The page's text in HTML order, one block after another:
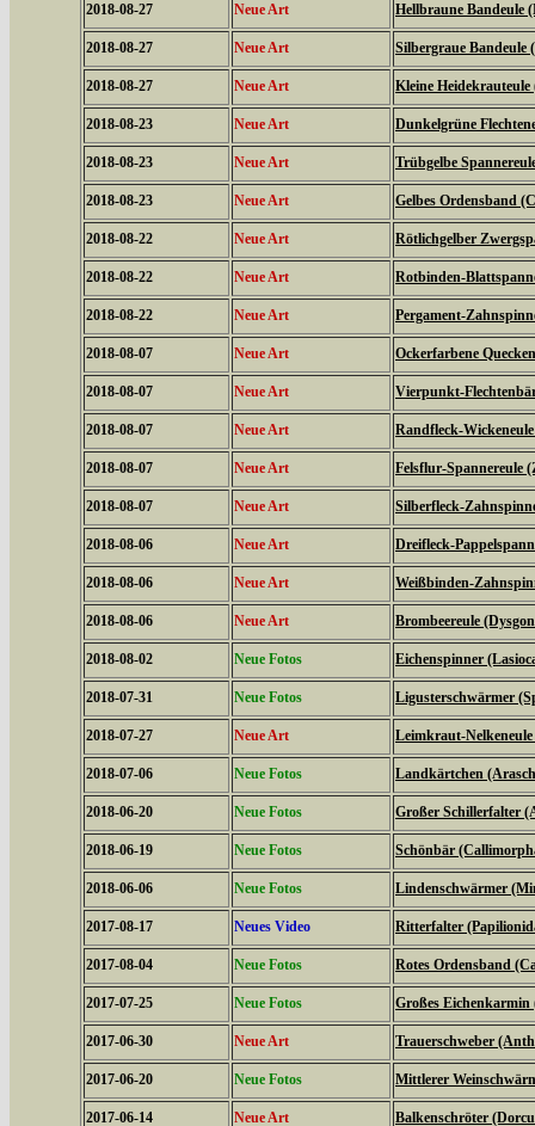
2018-08-27 Neue Art Hellbraune Bandeule
2018-08-27 Neue Art Silbergraue Bandeule
2018-08-27 Neue Art Kleine
2018-08-23 Neue Art Dunkelgrüne
2018-08-23 Neue Art Trübgelbe
2018-08-23 Neue Art Gelbes Ordensband
2018-08-22 Neue Art Rötlichgelber
2018-08-22 Neue Art Rotbinden-
2018-08-22 Neue Art Pergament-
2018-08-07 Neue Art Ockerfarbene
2018-08-07 Neue Art Vierpunkt-
2018-08-07 Neue Art Randfleck-
2018-08-07 Neue Art Felsflur-Spannereule
2018-08-07 Neue Art Silberfleck-
2018-08-06 Neue Art Dreifleck-
2018-08-06 Neue Art Weißbinden-
2018-08-06 Neue Art Brombeereule
2018-08-02 Neue Fotos Eichenspinner
2018-07-31 Neue Fotos Ligusterschwärmer
2018-07-27 Neue Art Leimkraut-
2018-07-06 Neue Fotos Landkärtchen
2018-06-20 Neue Fotos Großer Schillerfalter
2018-06-19 Neue Fotos Schönbär
2018-06-06 Neue Fotos Lindenschwärmer
2017-08-17 Neues Video Ritterfalter
2017-08-04 Neue Fotos Rotes Ordensband
2017-07-25 Neue Fotos Großes Eichenkarmin
2017-06-30 Neue Art Trauerschweber
2017-06-20 Neue Fotos Mittlerer
2017-06-14 Neue Art Balkenschröter